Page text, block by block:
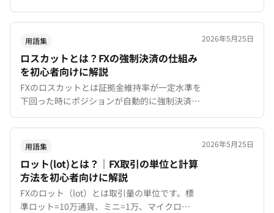
替レートに与える影響やスワップポイントとの
関係を初心者向けにわかりやすく解説。
用語集
ロスカットとは？FXの強制決済の仕組み
を初心者向けに解説
FXのロスカットとは証拠金維持率が一定水準を
下回った時にポジションが自動的に強制決済さ
れる仕組みです。XMTradingのロスカット水準
20%の計算方法と回避策を初心者向けに解説。
2026年5月25日
用語集
ロット(lot)とは？｜FX取引の単位と計算
方法を初心者向けに解説
FXのロット（lot）とは取引量の単位です。標
準ロット=10万通貨、ミニ=1万、マイクロ
2026年5月25日